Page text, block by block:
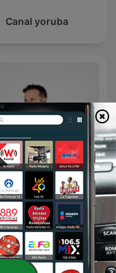
Canal yoruba
Diego Ruzzarin